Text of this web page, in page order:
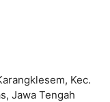
Kec.
Jawa Tengah